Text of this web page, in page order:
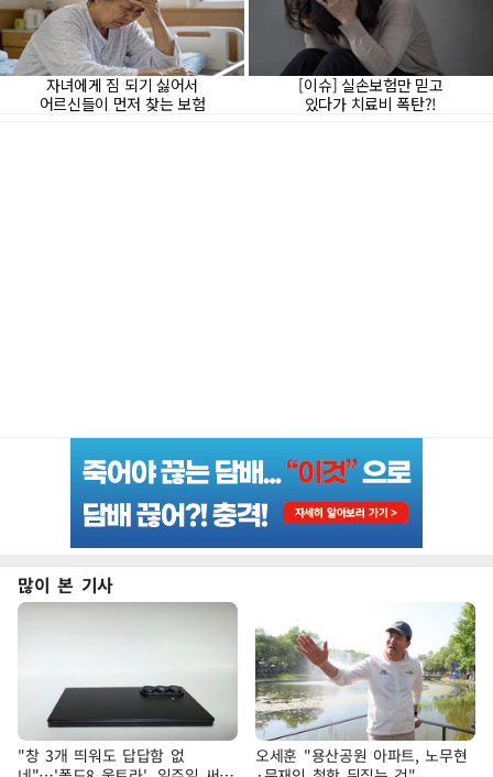
많이 본 기사
"창 3개 띄워도 답답함 없
오세훈 "용산공원 아파트, 노무현